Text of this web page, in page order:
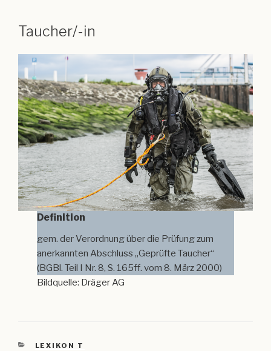
Taucher/-in
Definition
gem. der Verordnung über die Prüfung zum
anerkannten Abschluss „Geprüfte Taucher“
(BGBl. Teil I Nr. 8, S. 165ff. vom 8. März 2000)
Bildquelle: Dräger AG
KATEGORIEN
LEXIKON T